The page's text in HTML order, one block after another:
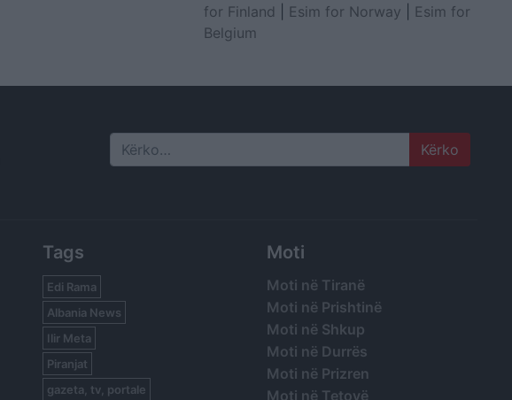
for Finland
Esim for Norway
Esim for
Belgium
Search
Tags
Edi Rama
Albania News
Ilir Meta
Piranjat
gazeta, tv, portale
Moti
Moti në Tiranë
Moti në Prishtinë
Moti në Shkup
Moti në Durrës
Moti në Prizren
Moti në Tetovë